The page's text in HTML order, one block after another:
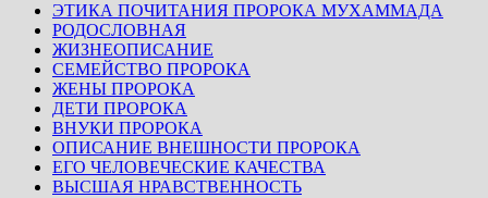
ЭТИКА ПОЧИТАНИЯ ПРОРОКА МУХАММАДА
РОДОСЛОВНАЯ
ЖИЗНЕОПИСАНИЕ
СЕМЕЙСТВО ПРОРОКА
ЖЕНЫ ПРОРОКА
ДЕТИ ПРОРОКА
ВНУКИ ПРОРОКА
ОПИСАНИЕ ВНЕШНОСТИ ПРОРОКА
ЕГО ЧЕЛОВЕЧЕСКИЕ КАЧЕСТВА
ВЫСШАЯ НРАВСТВЕННОСТЬ